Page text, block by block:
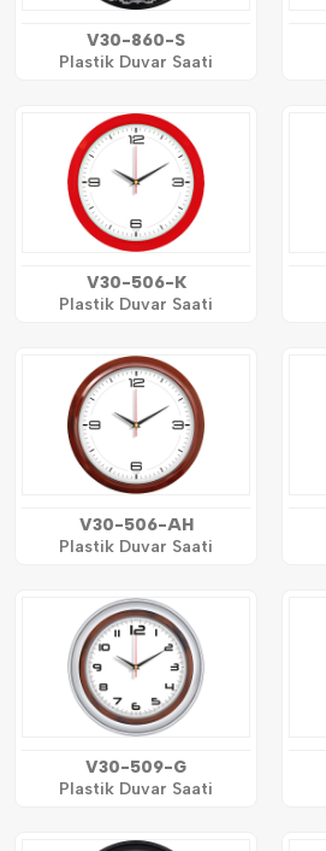
V30-860-S
Plastik Duvar Saati
V30-506-K
Plastik Duvar Saati
V30-506-AH
Plastik Duvar Saati
V30-509-G
Plastik Duvar Saati